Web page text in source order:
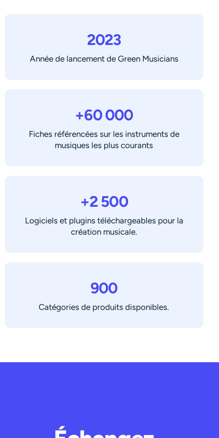
2023
Année de lancement de Green Musicians
+60 000
Fiches référencées sur les instruments de
musiques les plus courants
+2 500
Logiciels et plugins téléchargeables pour la
création musicale.
900
Catégories de produits disponibles.